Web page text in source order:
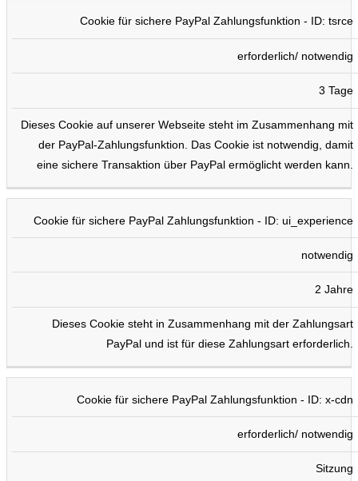
Cookie für sichere PayPal Zahlungsfunktion - ID: tsrce
erforderlich/ notwendig
3 Tage
Dieses Cookie auf unserer Webseite steht im Zusammenhang mit
der PayPal-Zahlungsfunktion. Das Cookie ist notwendig, damit
eine sichere Transaktion über PayPal ermöglicht werden kann.
Cookie für sichere PayPal Zahlungsfunktion - ID: ui_experience
notwendig
2 Jahre
Dieses Cookie steht in Zusammenhang mit der Zahlungsart
PayPal und ist für diese Zahlungsart erforderlich.
Cookie für sichere PayPal Zahlungsfunktion - ID: x-cdn
erforderlich/ notwendig
Sitzung